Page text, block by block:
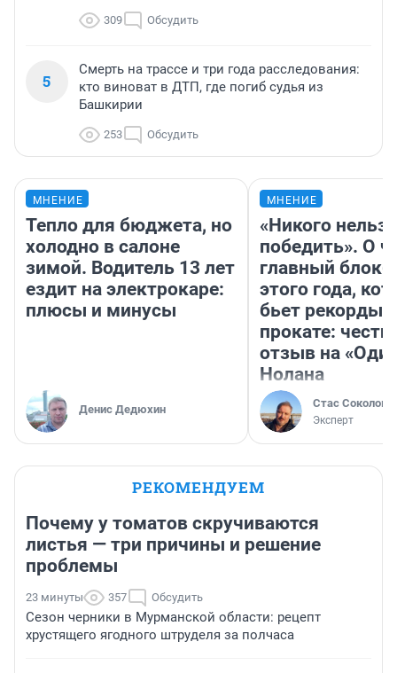
309 Обсудить
5
Смерть на трассе и три года расследования:
кто виноват в ДТП, где погиб судья из
Башкирии
253 Обсудить
МНЕНИЕ
Тепло для бюджета, но
холодно в салоне
зимой. Водитель 13 лет
ездит на электрокаре:
плюсы и минусы
Денис Дедюхин
МНЕНИЕ
«Никого нельзя
победить». О
главный
этого года,
бьет рекорды в
прокате:
отзыв на
Нолана
Стас Соколов
Эксперт
РЕКОМЕНДУЕМ
Почему у томатов скручиваются
листья — три причины и решение
проблемы
23 минуты 357 Обсудить
Сезон черники в Мурманской области: рецепт
хрустящего ягодного штруделя за полчаса